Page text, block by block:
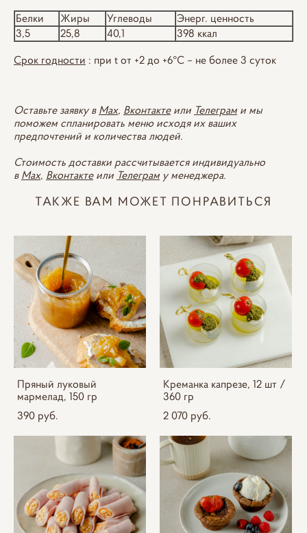
Белки Жиры Углеводы
Энерг. ценность
3,5
25,8 40,1 398 ккал
Срок годности : при t от +2 до +6°С – не более 3 суток
Оставьте заявку в Max, Вконтактеили Телеграм и мы
поможем спланировать меню исходя их ваших
предпочтений и количества людей.
Стоимость доставки рассчитывается индивидуально
в Max, Вконтактеили Телеграм у менеджера.
ТАКЖЕ ВАМ МОЖЕТ ПОНРАВИТЬСЯ
Пряный луковый
мармелад, 150 гр
390 pуб.
Креманка капрезе, 12 шт /
360 гр
2 070 pуб.